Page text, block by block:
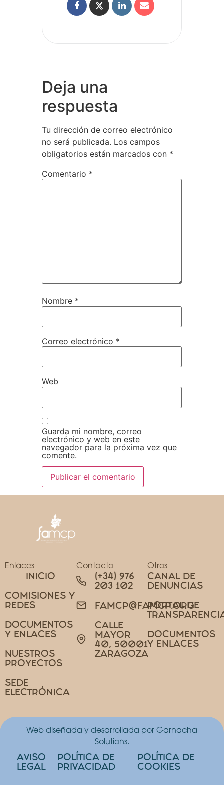
Deja una
respuesta
Tu dirección de correo electrónico
no será publicada. Los campos
obligatorios están marcados con *
Comentario *
Nombre *
Correo electrónico *
Web
Guarda mi nombre, correo
electrónico y web en este
navegador para la próxima vez que
comente.
Enlaces
INICIO
COMISIONES Y
REDES
DOCUMENTOS
Y ENLACES
NUESTROS
PROYECTOS
SEDE
ELECTRÓNICA
Contacto
(+34) 976
203 102
FAMCP@FAMCP.ORG
CALLE
MAYOR
40, 50001
ZARAGOZA
Otros
CANAL DE
DENUNCIAS
PORTAL DE
DOCUMENTOS
Y ENLACES
Web diseñada y desarrollada por Garnacha
Solutions.
AVISO
LEGAL
POLÍTICA DE
PRIVACIDAD
POLÍTICA DE
COOKIES